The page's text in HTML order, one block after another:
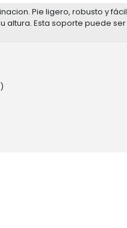
Pie ligero, robusto y
Esta soporte puede